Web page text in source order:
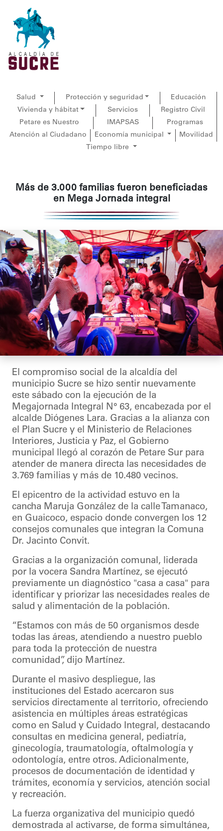
Salud Protección y seguridad
Educación
Vivienda y hábitat
Servicios
Registro Civil
Petare es Nuestro
IMAPSAS
Programas
Atención al Ciudadano
Economía municipal
Movilidad
Tiempo libre
Más de 3.000 familias fueron beneficiadas
en Mega Jornada integral
El compromiso social de la alcaldía del
municipio Sucre se hizo sentir nuevamente
este sábado con la ejecución de la
Megajornada Integral N° 63, encabezada por el
alcalde Diógenes Lara. Gracias a la alianza con
el Plan Sucre y el Ministerio de Relaciones
Interiores, Justicia y Paz, el Gobierno
municipal llegó al corazón de Petare Sur para
atender de manera directa las necesidades de
3.769 familias y más de 10.480 vecinos.
El epicentro de la actividad estuvo en la
cancha Maruja González de la calle Tamanaco,
en Guaicoco, espacio donde convergen los 12
consejos comunales que integran la Comuna
Dr. Jacinto Convit.
Gracias a la organización comunal, liderada
por la vocera Sandra Martínez, se ejecutó
previamente un diagnóstico "casa a casa" para
identificar y priorizar las necesidades reales de
salud y alimentación de la población.
“Estamos con más de 50 organismos desde
todas las áreas, atendiendo a nuestro pueblo
para toda la protección de nuestra
comunidad”, dijo Martínez.
Durante el masivo despliegue, las
instituciones del Estado acercaron sus
servicios directamente al territorio, ofreciendo
asistencia en múltiples áreas estratégicas
como en Salud y Cuidado Integral, destacando
consultas en medicina general, pediatría,
ginecología, traumatología, oftalmología y
odontología, entre otros. Adicionalmente,
procesos de documentación de identidad y
trámites, economía y servicios, atención social
y recreación.
La fuerza organizativa del municipio quedó
demostrada al activarse, de forma simultánea,